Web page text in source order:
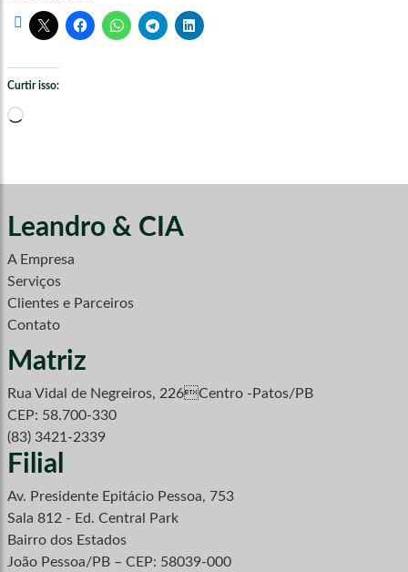
Curtir isso:
Carregando...
Leandro & CIA
A Empresa
Serviços
Clientes e Parceiros
Contato
Matriz
Rua Vidal de Negreiros, 226Centro -Patos/PB
CEP: 58.700-330
(83) 3421-2339
Filial
Av. Presidente Epitácio Pessoa, 753
Sala 812 - Ed. Central Park
Bairro dos Estados
João Pessoa/PB – CEP: 58039-000